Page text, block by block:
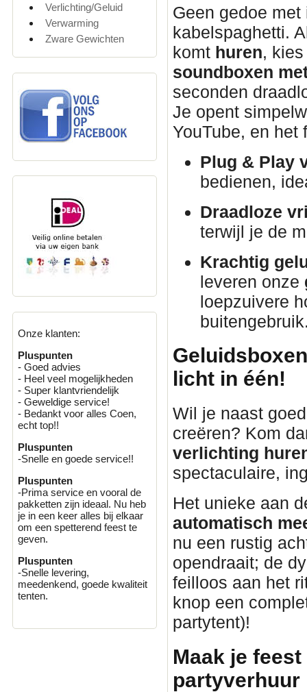
Verlichting/Geluid
Verwarming
Zware Gewichten
Onze klanten:
Pluspunten
- Goed advies
- Heel veel mogelijkheden
- Super klantvriendelijk
- Geweldige service!
- Bedankt voor alles Coen,
echt top!!
Pluspunten
-Snelle en goede service!!
Pluspunten
-Prima service en vooral de
pakketten zijn ideaal. Nu heb
je in een keer alles bij elkaar
om een spetterend feest te
geven.
Pluspunten
-Snelle levering,
meedenkend, goede kwaliteit
tenten.
Geen gedoe
kabelspaghetti.
komt huren,
soundboxen
seconden
Je opent
YouTube, en het
Plug & Play
bedienen,
Draadloze
terwijl je de
Krachtig
leveren onze
loepzuivere
licht in één!
Wil je naast
creëren? Kom
verlichting
spectaculaire,
Het unieke aan
automatisch
nu een rustig
opendraait; de
feilloos aan het
knop een
partytent)!
Maak je
partyverhuur